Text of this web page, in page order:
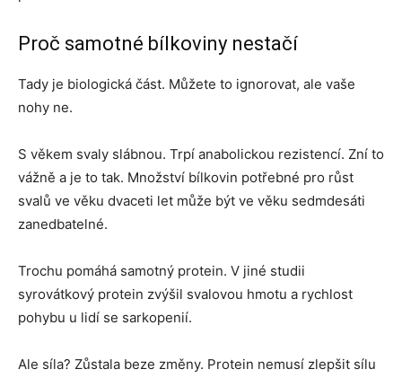
Proč samotné bílkoviny nestačí
Tady je biologická část. Můžete to ignorovat, ale vaše
nohy ne.
S věkem svaly slábnou. Trpí anabolickou rezistencí. Zní to
vážně a je to tak. Množství bílkovin potřebné pro růst
svalů ve věku dvaceti let může být ve věku sedmdesáti
zanedbatelné.
Trochu pomáhá samotný protein. V jiné studii
syrovátkový protein zvýšil svalovou hmotu a rychlost
pohybu u lidí se sarkopenií.
Ale síla? Zůstala beze změny. Protein nemusí zlepšit sílu